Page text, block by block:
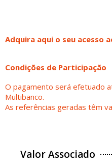
Adquira aqui o seu acesso
Condições de Participação
O pagamento será efetuado
Multibanco.
As referências geradas têm
Valor Associado